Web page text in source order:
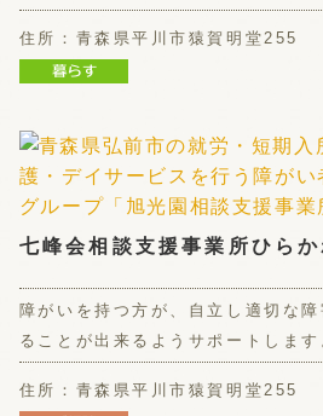
住所：青森県平川市猿賀明堂255
七峰会相談支援事業所ひらか
障がいを持つ方が、自立し適切な
ることが出来るようサポートします
住所：青森県平川市猿賀明堂255